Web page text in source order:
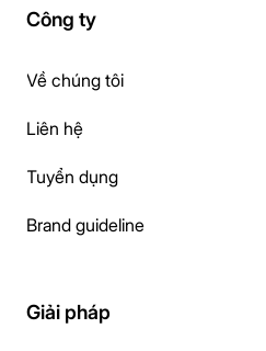
Công ty
Về chúng tôi
Liên hệ
Tuyển dụng
Brand guideline
Giải pháp